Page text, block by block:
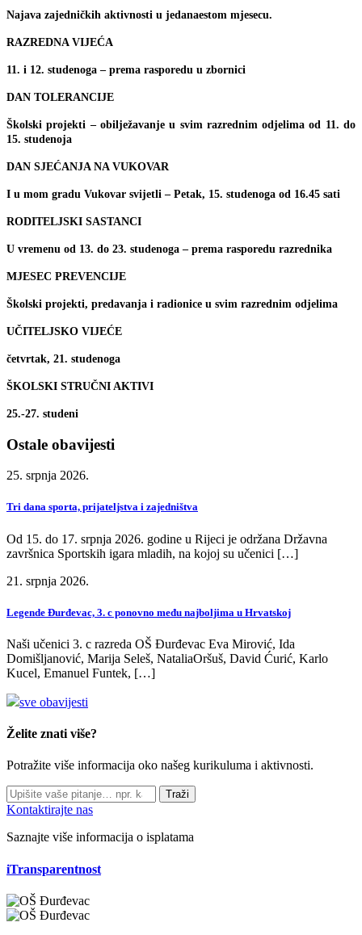
Najava zajedničkih aktivnosti u jedanaestom mjesecu.
RAZREDNA VIJEĆA
11. i 12. studenoga – prema rasporedu u zbornici
DAN TOLERANCIJE
Školski projekti – obilježavanje u svim razrednim odjelima od 11. do
15. studenoja
DAN SJEĆANJA NA VUKOVAR
I u mom gradu Vukovar svijetli – Petak, 15. studenoga od 16.45 sati
RODITELJSKI SASTANCI
U vremenu od 13. do 23. studenoga – prema rasporedu razrednika
MJESEC PREVENCIJE
Školski projekti, predavanja i radionice u svim razrednim odjelima
UČITELJSKO VIJEĆE
četvrtak, 21. studenoga
ŠKOLSKI STRUČNI AKTIVI
25.-27. studeni
Ostale obavijesti
25. srpnja 2026.
Tri dana sporta, prijateljstva i zajedništva
Od 15. do 17. srpnja 2026. godine u Rijeci je održana Državna
završnica Sportskih igara mladih, na kojoj su učenici […]
21. srpnja 2026.
Legende Đurđevac, 3. c ponovno među najboljima u Hrvatskoj
Naši učenici 3. c razreda OŠ Đurđevac Eva Mirović, Ida
Domišljanović, Marija Seleš, NataliaOršuš, David Ćurić, Karlo
Kucel, Emanuel Funtek, […]
sve obavijesti
Želite znati više?
Potražite više informacija oko našeg kurikuluma i aktivnosti.
Traži
Kontaktirajte nas
Saznajte više informacija o isplatama
iTransparentnost